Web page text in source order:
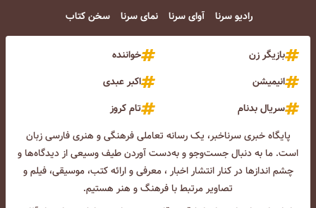
رادیو سرنا آوای سرنا نمای سرنا سخن کتاب
بازیگر زن
خواننده
انیمیشن
اکبر عبدی
سریال بدنام
تام کروز
پایگاه خبری سرناخبر، یک رسانه تعاملی فرهنگی و هنری فارسی زبان
است. ما به دنبال جست‌و‌جو و به‌دست آوردن طیف وسیعی از دیدگاه‌ها و
چشم انداز‌ها در کنار انتشار اخبار ، معرفی و ارائه کتب، موسیقی، فیلم و
تصاویر مرتبط با فرهنگ و هنر هستیم.